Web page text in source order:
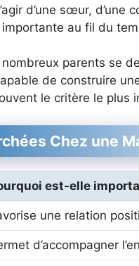
d’une sœur, d’une
importante au fil du
parents se
de construire
le critère le plus
Chez une
est-elle
une relation
d’accompagner